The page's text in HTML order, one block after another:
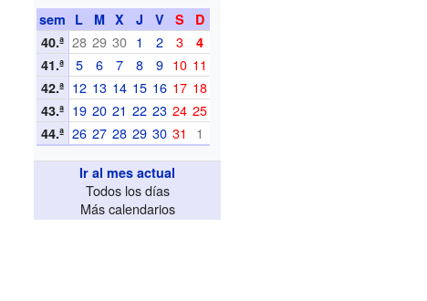
sem L M X J V S
D
40.ª 28 29 30 1 2 3
4
41.ª
5 6 7 8 9 10 11
42.ª 12 13 14 15 16 17 18
43.ª 19 20 21 22 23 24 25
44.ª 26 27 28 29 30 31 1
Ir al mes actual
Todos los días
Más calendarios